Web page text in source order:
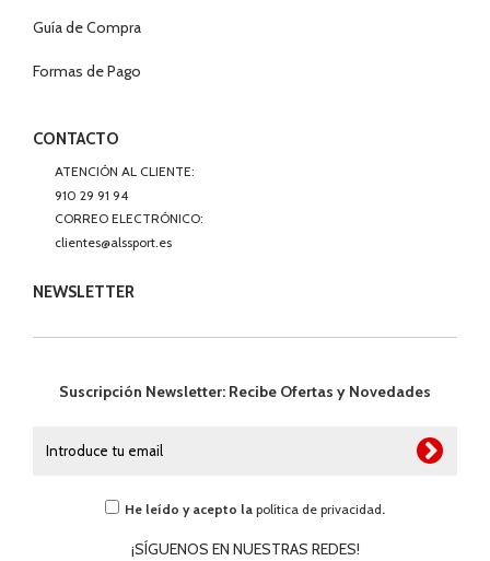
Guía de Compra
Formas de Pago
CONTACTO
ATENCIÓN AL CLIENTE:
910 29 91 94
CORREO ELECTRÓNICO:
clientes@alssport.es
NEWSLETTER
Suscripción Newsletter: Recibe Ofertas y Novedades
He leído y acepto la política de privacidad.
¡SÍGUENOS EN NUESTRAS REDES!